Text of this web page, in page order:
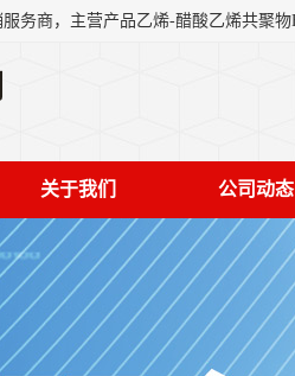
关于我们 公司动态